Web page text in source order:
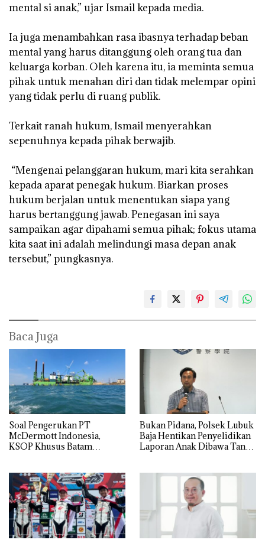
mental si anak,” ujar Ismail kepada media.
‎Ia juga menambahkan rasa ibasnya terhadap beban
mental yang harus ditanggung oleh orang tua dan
keluarga korban. Oleh karena itu, ia meminta semua
pihak untuk menahan diri dan tidak melempar opini
yang tidak perlu di ruang publik.
‎Terkait ranah hukum, Ismail menyerahkan
sepenuhnya kepada pihak berwajib.
‎ “Mengenai pelanggaran hukum, mari kita serahkan
kepada aparat penegak hukum. Biarkan proses
hukum berjalan untuk menentukan siapa yang
harus bertanggung jawab. Penegasan ini saya
sampaikan agar dipahami semua pihak; fokus utama
kita saat ini adalah melindungi masa depan anak
tersebut,” pungkasnya.
Baca Juga
‎Soal Pengerukan PT
McDermott Indonesia,
KSOP Khusus Batam
Bukan Pidana, Polsek Lubuk
Baja Hentikan Penyelidikan
Laporan Anak Dibawa Tanpa